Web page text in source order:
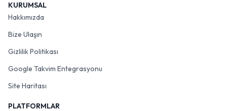
KURUMSAL
Hakkımızda
Bize Ulaşın
Gizlilik Politikası
Google Takvim Entegrasyonu
Site Haritası
PLATFORMLAR